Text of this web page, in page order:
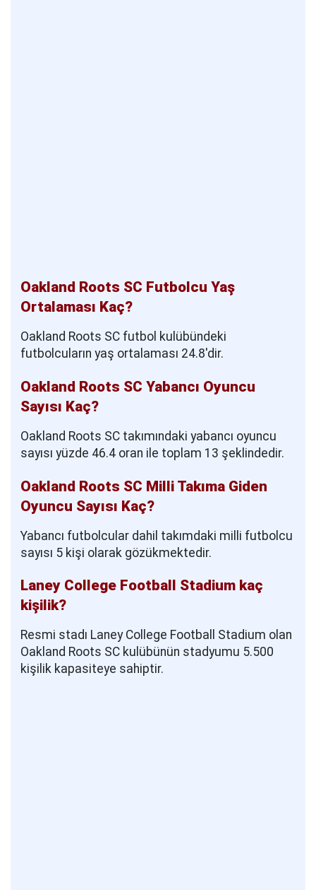
Oakland Roots SC Futbolcu Yaş
Ortalaması Kaç?
Oakland Roots SC futbol kulübündeki
futbolcuların yaş ortalaması 24.8'dir.
Oakland Roots SC Yabancı Oyuncu
Sayısı Kaç?
Oakland Roots SC takımındaki yabancı oyuncu
sayısı yüzde 46.4 oran ile toplam 13 şeklindedir.
Oakland Roots SC Milli Takıma Giden
Oyuncu Sayısı Kaç?
Yabancı futbolcular dahil takımdaki milli futbolcu
sayısı 5 kişi olarak gözükmektedir.
Laney College Football Stadium kaç
kişilik?
Resmi stadı Laney College Football Stadium olan
Oakland Roots SC kulübünün stadyumu 5.500
kişilik kapasiteye sahiptir.